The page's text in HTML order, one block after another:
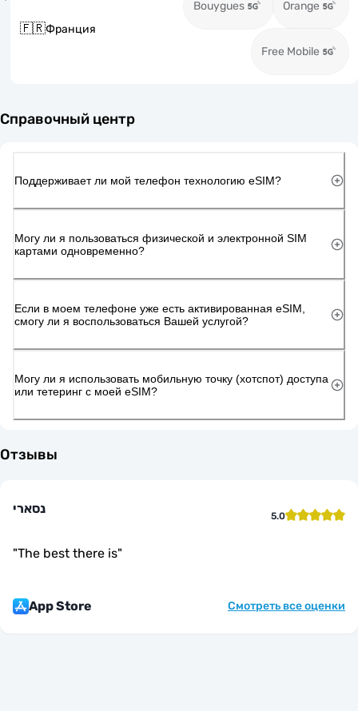
🇫🇷Франция
Bouygues Orange
Free Mobile
Справочный центр
Поддерживает ли мой телефон технологию eSIM?
Могу ли я пользоваться физической и электронной SIM
картами одновременно?
Если в моем телефоне уже есть активированная eSIM,
смогу ли я воспользоваться Вашей услугой?
Могу ли я использовать мобильную точку (хотспот) доступа
или тетеринг с моей eSIM?
Отзывы
נסארי 5.0
"The best there is"
App Store Смотреть все оценки